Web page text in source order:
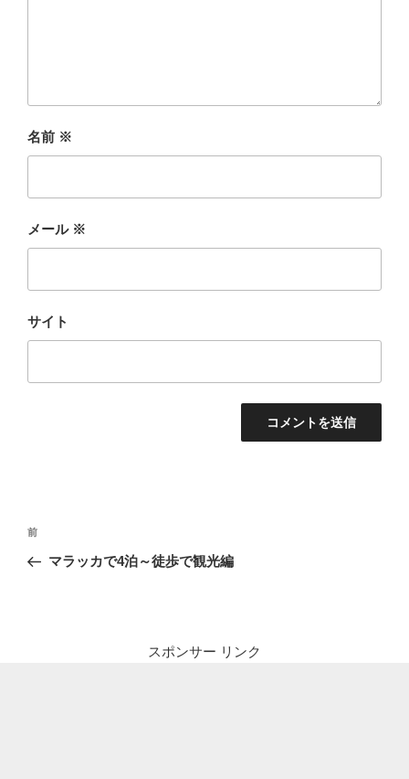
名前 ※
メール ※
サイト
投
ナ
前
の
前
マラッカで4泊～徒歩で観光編
スポンサー リンク